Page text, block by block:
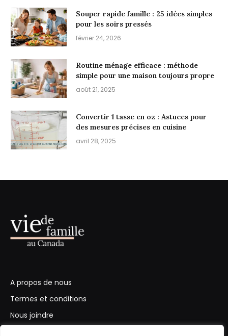
Souper rapide famille : 25 idées simples
pour les soirs pressés
février 24, 2026
Routine ménage efficace : méthode
simple pour une maison toujours propre
août 21, 2025
Convertir 1 tasse en oz : Astuces pour
des mesures précises en cuisine
avril 28, 2025
A propos de nous
Termes et conditions
Nous joindre